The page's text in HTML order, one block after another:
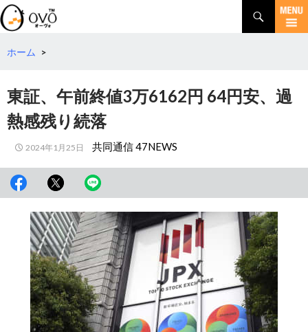
検
索
コ
テ
へ
動
ホーム >
東証、午前終値3万6162円 64円安、過
熱感残り続落
2024年1月25日 共同通信 47NEWS